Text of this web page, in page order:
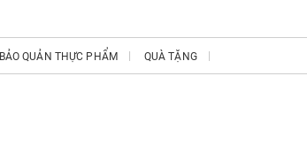
BẢO QUẢN THỰC PHẨM QUÀ TẶNG